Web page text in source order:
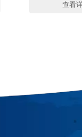
时需要好的缝隙
查看